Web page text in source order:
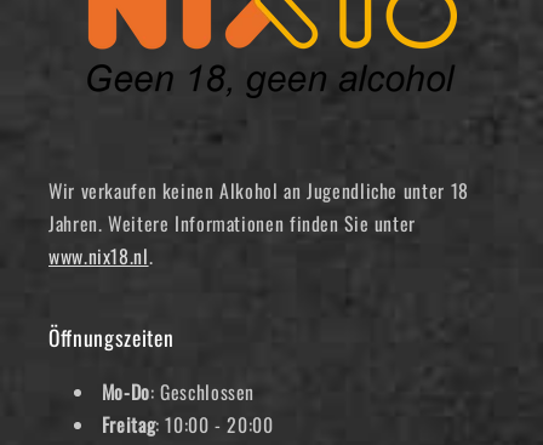
Wir verkaufen keinen Alkohol an Jugendliche unter 18
Jahren. Weitere Informationen finden Sie unter
www.nix18.nl.
Öffnungszeiten
Mo-Do: Geschlossen
Freitag: 10:00 - 20:00